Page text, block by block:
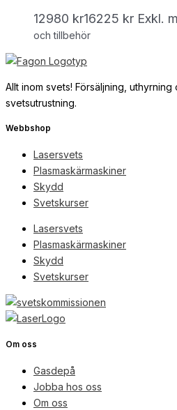
12980 kr16225 kr Exkl.
och tillbehör
Allt inom svets! Försäljning,
svetsutrustning.
Webbshop
Lasersvets
Plasmaskärmaskiner
Skydd
Svetskurser
Lasersvets
Plasmaskärmaskiner
Skydd
Svetskurser
Om oss
Gasdepå
Jobba hos oss
Om oss